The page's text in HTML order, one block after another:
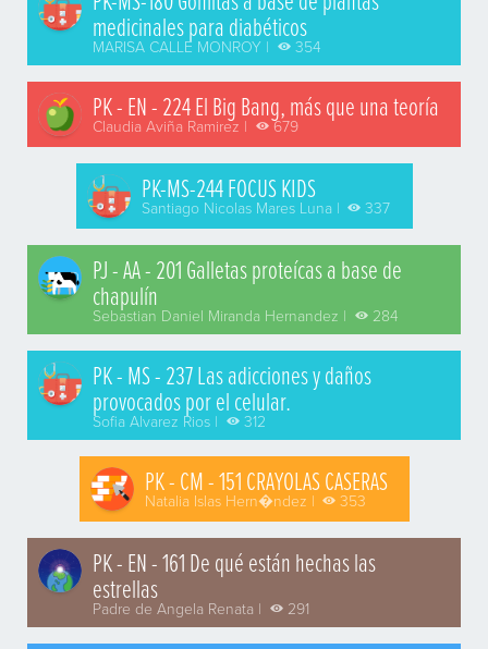
medicinales para diabéticos
MARISA CALLE MONROY | 354
PK - EN - 224 El Big Bang, más que una teoría
Claudia Aviña Ramirez | 679
PK-MS-244 FOCUS KIDS
Santiago Nicolas Mares Luna | 337
PJ - AA - 201 Galletas proteícas a base de
chapulín
Sebastian Daniel Miranda Hernandez | 284
PK - MS - 237 Las adicciones y daños
provocados por el celular.
Sofia Alvarez Rios | 312
PK - CM - 151 CRAYOLAS CASERAS
Natalia Islas Hern�ndez | 353
PK - EN - 161 De qué están hechas las
estrellas
Padre de Angela Renata | 291